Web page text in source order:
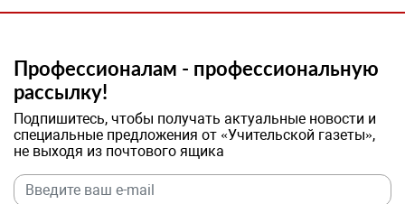
Профессионалам - профессиональную
рассылку!
Подпишитесь, чтобы получать актуальные новости и
специальные предложения от «Учительской газеты»,
не выходя из почтового ящика